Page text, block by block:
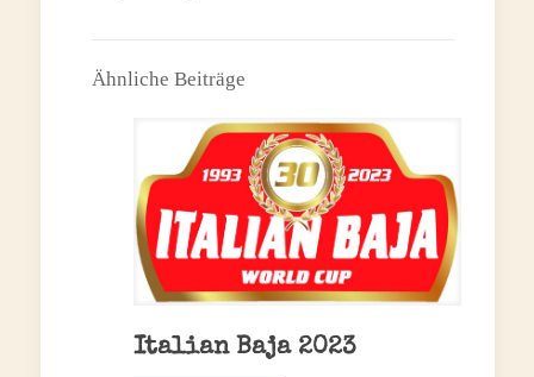
Ähnliche Beiträge
Italian Baja 2023